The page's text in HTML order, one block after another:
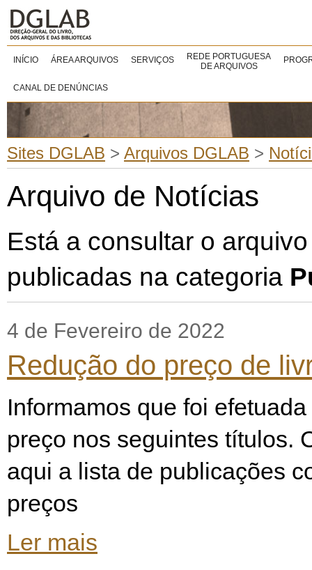
INÍCIO ÁREA ARQUIVOS SERVIÇOS
REDE PORTUGUESA
DE ARQUIVOS
CANAL DE DENÚNCIAS
Sites DGLAB > Arquivos DGLAB >
Arquivo de Notícias
Está a consultar o
publicadas na categoria
4 de Fevereiro de 2022
Redução do preço de
Informamos que foi
preço nos seguintes títulos.
aqui a lista de publicações
preços
Ler mais